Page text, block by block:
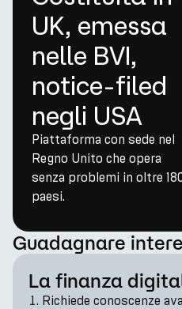
UK, emessa
nelle BVI,
notice-filed
negli USA
Piattaforma con sede nel
Regno Unito che opera
senza problemi in oltre
paesi.
Guadagnare
La finanza
Richiede conoscenze